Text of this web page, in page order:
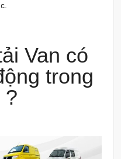
Van có
trong
?